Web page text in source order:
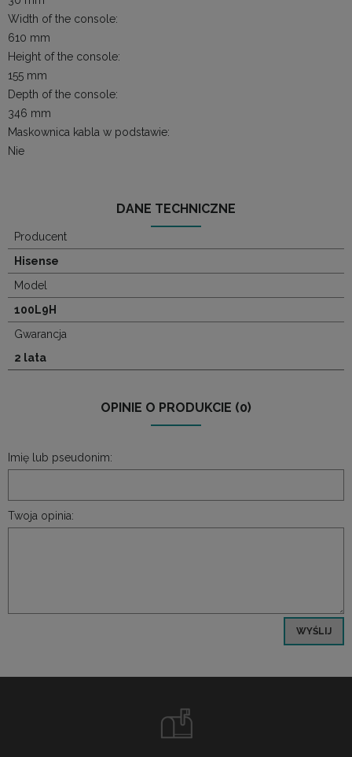
Width of the console:
610 mm
Height of the console:
155 mm
Depth of the console:
346 mm
Maskownica kabla w podstawie:
Nie
DANE TECHNICZNE
Producent
Hisense
Model
100L9H
Gwarancja
2 lata
OPINIE O PRODUKCIE (0)
Imię lub pseudonim:
Twoja opinia:
WYŚLIJ